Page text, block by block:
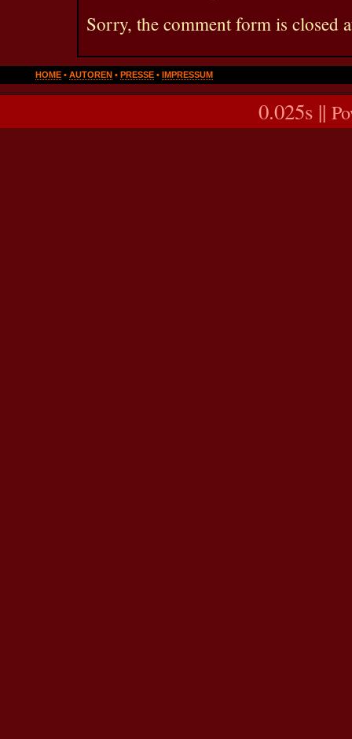
Sorry, the comment form is closed
HOME • AUTOREN • PRESSE • IMPRESSUM
0.025s ||